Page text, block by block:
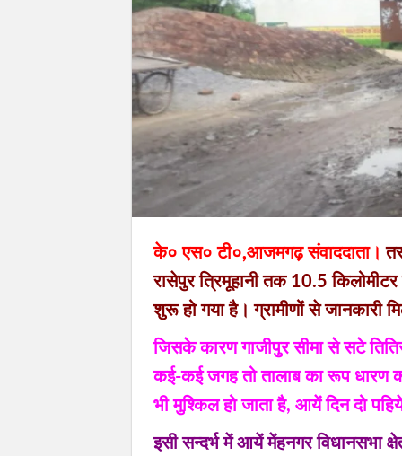
के० एस० टी०,आजमगढ़ संवाददाता।
रासेपुर त्रिमूहानी तक 10.5
शुरू हो गया है। ग्रामीणों से जानकारी
जिसके कारण गाजीपुर सीमा से सटे
कई-कई जगह तो तालाब का रूप धारण
भी मुश्किल हो जाता है, आयें दिन दो
इसी सन्दर्भ में आयें मेंहनगर विधानसभा